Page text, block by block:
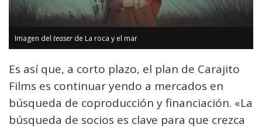
Imagen del teaser de La roca y el mar
Es así que, a corto plazo, el plan de Carajito
Films es continuar yendo a mercados en
búsqueda de coproducción y financiación. «La
búsqueda de socios es clave para que crezca